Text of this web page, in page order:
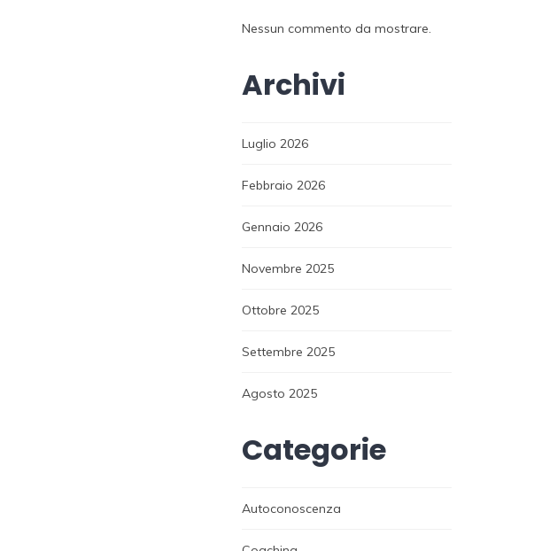
Nessun commento da mostrare.
Archivi
Luglio 2026
Febbraio 2026
Gennaio 2026
Novembre 2025
Ottobre 2025
Settembre 2025
Agosto 2025
Categorie
Autoconoscenza